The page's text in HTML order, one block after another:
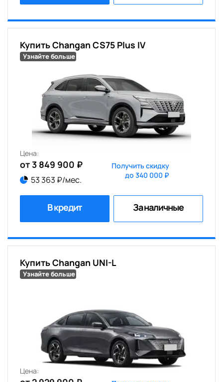
Купить Changan CS75 Plus IV
Узнайте больше
Цена:
от 3 849 900 ₽
53 363 ₽/мес.
Получить скидку
до 340 000 ₽
В кредит За наличные
Купить Changan UNI-L
Узнайте больше
Цена: